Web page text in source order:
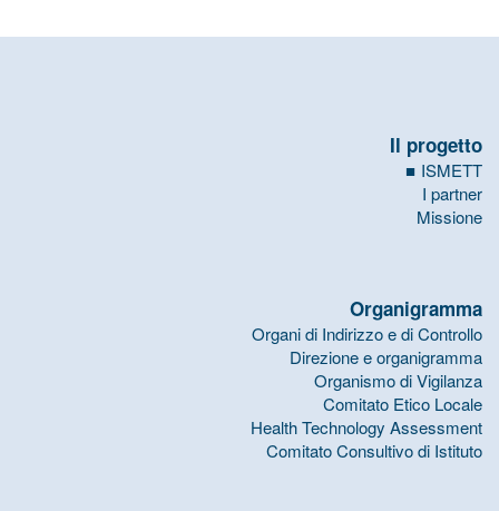
Il progetto
ISMETT
I partner
Missione
Organigramma
Organi di Indirizzo e di Controllo
Direzione e organigramma
Organismo di Vigilanza
Comitato Etico Locale
Health Technology Assessment
Comitato Consultivo di Istituto